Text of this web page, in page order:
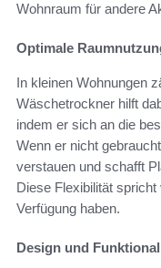
Wohnraum für andere
Optimale
In kleinen Wohnungen
Wäschetrockner hilft
indem er sich an die
Wenn er nicht
verstauen und schafft
Diese Flexibilität
Verfügung haben.
Design und